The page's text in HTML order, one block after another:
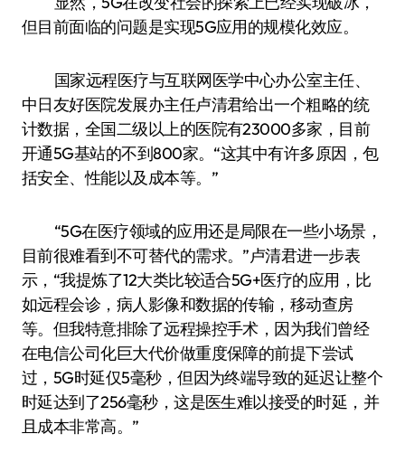
但目前面临的问题是实现5G应用的规模化效应。
国家远程医疗与互联网医学中心办公室主任、
中日友好医院发展办主任卢清君给出一个粗略的统
计数据，全国二级以上的医院有23000多家，目前
开通5G基站的不到800家。“这其中有许多原因，包
括安全、性能以及成本等。”
“5G在医疗领域的应用还是局限在一些小场景，
目前很难看到不可替代的需求。”卢清君进一步表
示，“我提炼了12大类比较适合5G+医疗的应用，比
如远程会诊，病人影像和数据的传输，移动查房
等。但我特意排除了远程操控手术，因为我们曾经
在电信公司化巨大代价做重度保障的前提下尝试
过，5G时延仅5毫秒，但因为终端导致的延迟让整个
时延达到了256毫秒，这是医生难以接受的时延，并
且成本非常高。”